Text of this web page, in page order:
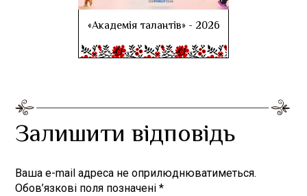
«Академія талантів» - 2026
Залишити відповідь
Ваша e-mail адреса не оприлюднюватиметься.
Обов’язкові поля позначені*